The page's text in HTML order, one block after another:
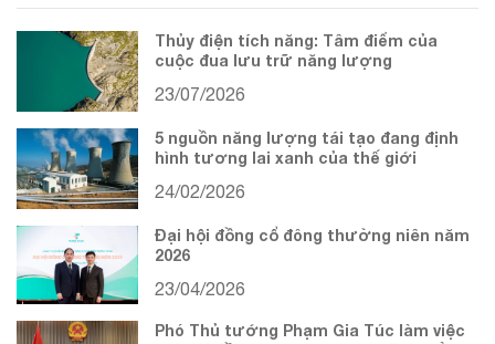
Thủy điện tích năng: Tâm điểm của
cuộc đua lưu trữ năng lượng
23/07/2026
5 nguồn năng lượng tái tạo đang định
hình tương lai xanh của thế giới
24/02/2026
Đại hội đồng cổ đông thường niên năm
2026
23/04/2026
Phó Thủ tướng Phạm Gia Túc làm việc